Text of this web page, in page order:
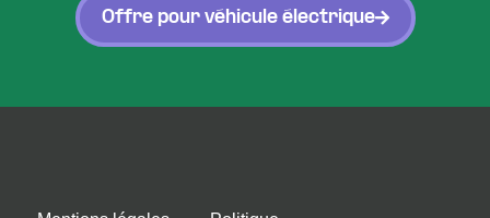
Offre pour véhicule électrique